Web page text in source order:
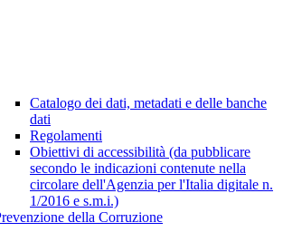
Catalogo dei dati, metadati e delle banche
dati
Regolamenti
Obiettivi di accessibilità (da pubblicare
secondo le indicazioni contenute nella
circolare dell'Agenzia per l'Italia digitale n.
1/2016 e s.m.i.)
della Corruzione